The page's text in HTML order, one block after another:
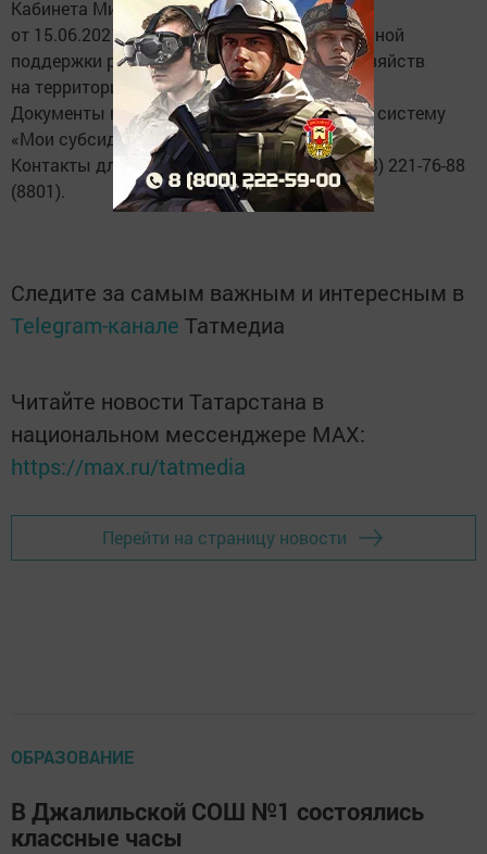
Кабинета Министров Республики Татарстан
от 15.06.2021 № 452 «О мерах государственной
поддержки развития личных подсобных хозяйств
на территории Республики Татарстан».
Документы принимаются электронно через систему
«Мои субсидии».
Контакты для уточнения информации: 8(843) 221-76-88
(8801).
Следите за самым важным и интересным в
Telegram-канале Татмедиа
Читайте новости Татарстана в
национальном мессенджере MАХ:
https://max.ru/tatmedia
Перейти на страницу новости
ОБРАЗОВАНИЕ
В Джалильской СОШ №1 состоялись
классные часы